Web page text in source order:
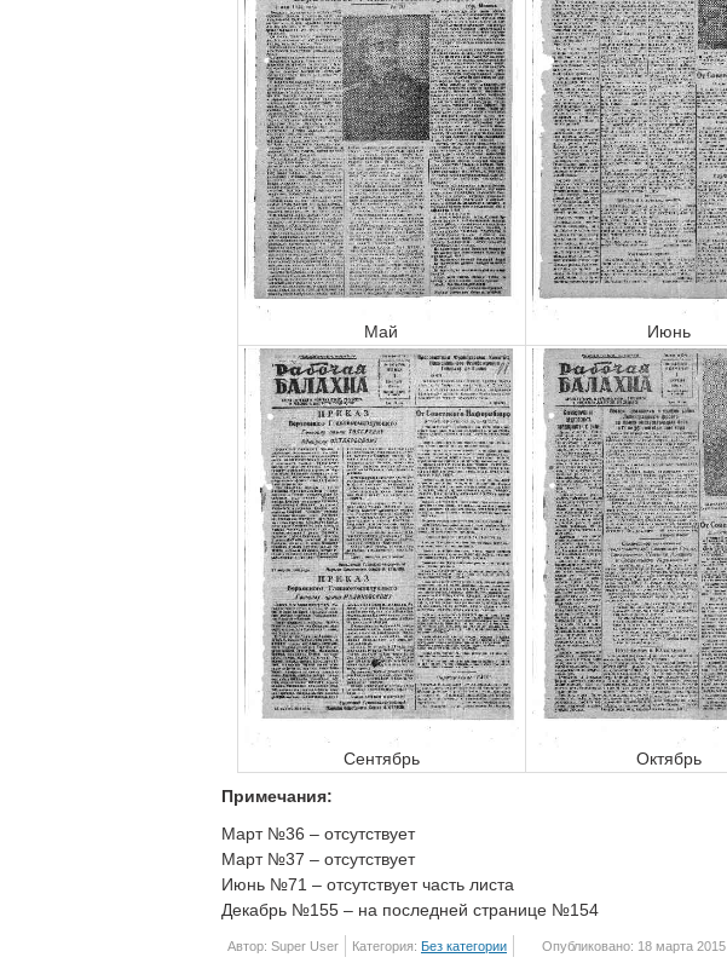
Май Июнь
Сентябрь Октябрь
Примечания:
Март №36 – отсутствует
Март №37 – отсутствует
Июнь №71 – отсутствует часть листа
Декабрь №155 – на последней странице №154
Автор: Super User Категория: Без категории Опубликовано: 18 марта 2015